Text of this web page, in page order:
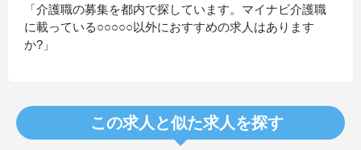
「介護職の募集を都内で探しています。マイナビ介護職
に載っている○○○○○以外におすすめの求人はあります
か?」
この求人と似た求人を探す